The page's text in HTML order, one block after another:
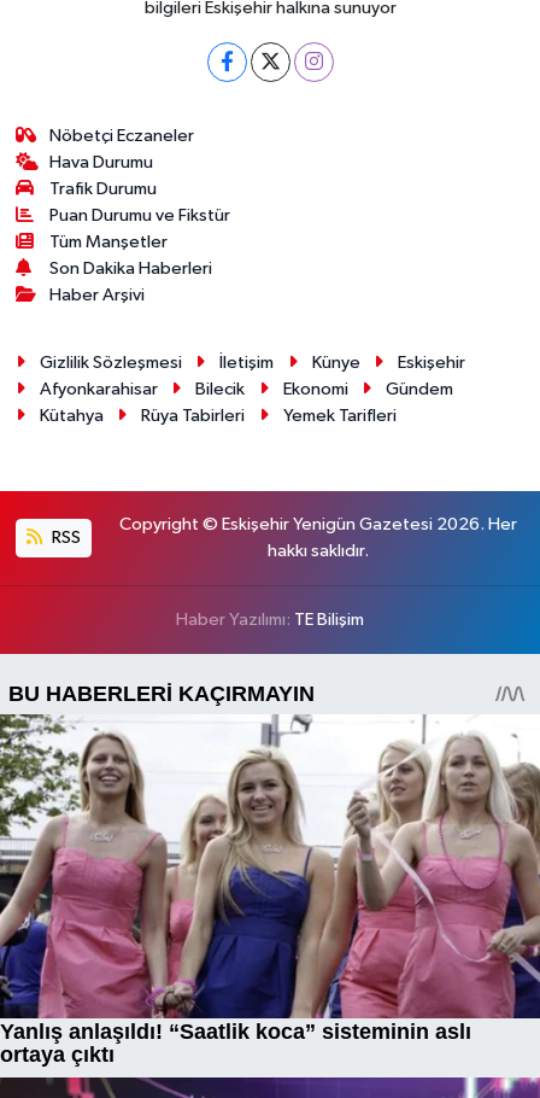
bilgileri Eskişehir halkına sunuyor
Nöbetçi Eczaneler
Hava Durumu
Trafik Durumu
Puan Durumu ve Fikstür
Tüm Manşetler
Son Dakika Haberleri
Haber Arşivi
Gizlilik Sözleşmesi İletişim Künye
Eskişehir
Afyonkarahisar
Bilecik Ekonomi
Gündem
Kütahya
Rüya Tabirleri Yemek Tarifleri
RSS
Copyright © Eskişehir Yenigün Gazetesi 2026. Her
hakkı saklıdır.
Haber Yazılımı: TE Bilişim